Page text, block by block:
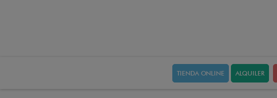
TIENDA ONLINE ALQUILER